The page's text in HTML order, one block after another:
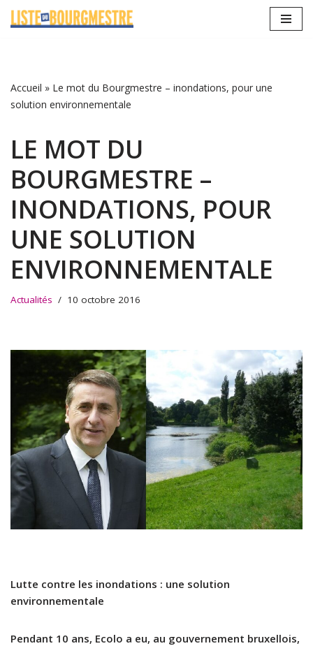
Accueil » Le mot du Bourgmestre – inondations, pour une
solution environnementale
LE MOT DU
BOURGMESTRE –
INONDATIONS, POUR
UNE SOLUTION
ENVIRONNEMENTALE
Actualités 10 octobre 2016
Lutte contre les inondations : une solution
environnementale
Pendant 10 ans, Ecolo a eu, au gouvernement bruxellois,